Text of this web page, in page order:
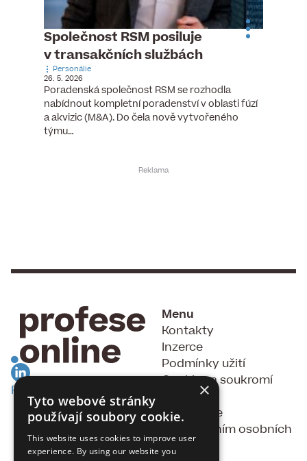
Společnost RSM posiluje
v transakčních službách
Personálie
26. 5. 2026
Poradenská společnost RSM se rozhodla
nabídnout kompletní poradenství v oblasti fúzí
a akvizic (M&A). Do čela nově vytvořeného
týmu…
RSS Feed
Menu
Kontakty
Inzerce
Podmínky užití
Cookies a soukromí
Souhlas se
zpracováním osobních
údajů
×
Tyto webové stránky
používají soubory cookie.
This website uses cookies to improve user
experience. By using our website you